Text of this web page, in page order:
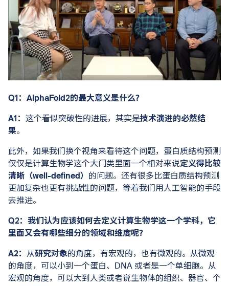
Q1：AlphaFold2的最大意义是什么？
A1： 这个看似突破性的进展，其实是技术演进的必然结
果。
此外，如果我们换个视角来看待这个问题，蛋白质结构预测
仅仅是计算生物学这个大门类里面一个相对来说定义得比较
清晰（well-defined） 的问题。还有很多比蛋白质结构预测
更加复杂也更有挑战性的问题，等着我们用人工智能的手段
去推进。
Q2：我们认为应该如何去定义计算生物学这一个学科，它
里面又会有哪些细分的领域和维度呢？
A2： 从研究对象的角度，有宏观的，也有微观的。从微观
的角度，可以小到一个蛋白、DNA 或者是一个单细胞。从
宏观的角度，可以大到人类或者说生物体的组织、器官、个